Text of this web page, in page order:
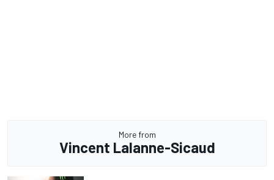
More from
Vincent Lalanne-Sicaud